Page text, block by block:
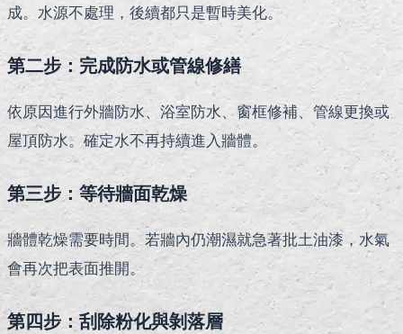
成。水源不處理，後續都只是暫時美化。
第二步：完成防水或管線修繕
依原因進行外牆防水、浴室防水、窗框修補、管線更換或
屋頂防水。確定水不再持續進入牆體。
第三步：等待牆面乾燥
牆體乾燥需要時間。若牆內仍潮濕就急著批土油漆，水氣
會再次把表面推開。
第四步：刮除粉化與剝落層